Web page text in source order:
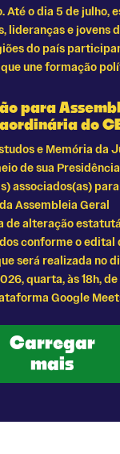
Até o dia 5 de julho,
lideranças e jovens
do país
une formação
para
do
e Memória da
de sua
associados(as) para
Assembleia Geral
de alteração
conforme o edital
será realizada no
quarta, às 18h,
Google
Carregar
mais